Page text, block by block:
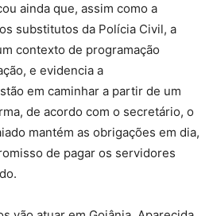
ainda que, assim como a
substitutos da Polícia Civil, a
contexto de programação
e evidencia a
em caminhar a partir de um
de acordo com o secretário, o
mantém as obrigações em dia,
de pagar os servidores